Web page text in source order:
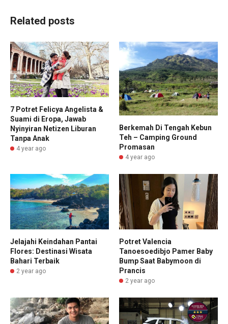
Related posts
7 Potret Felicya Angelista &
Suami di Eropa, Jawab
Nyinyiran Netizen Liburan
Tanpa Anak
4 year ago
Berkemah Di Tengah Kebun
Teh – Camping Ground
Promasan
4 year ago
Jelajahi Keindahan Pantai
Flores: Destinasi Wisata
Bahari Terbaik
2 year ago
Potret Valencia
Tanoesoedibjo Pamer Baby
Bump Saat Babymoon di
Prancis
2 year ago